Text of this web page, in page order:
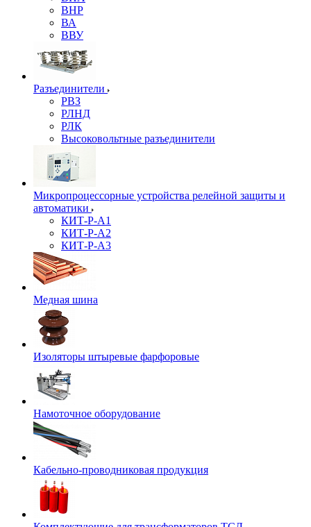
ВНР
ВА
ВВУ
Разъединители
РВЗ
РЛНД
РЛК
Высоковольтные разъединители
Микропроцессорные устройства релейной защиты и
автоматики
КИТ-Р-А1
КИТ-Р-А2
КИТ-Р-А3
Медная шина
Изоляторы штыревые фарфоровые
Намоточное оборудование
Кабельно-проводниковая продукция